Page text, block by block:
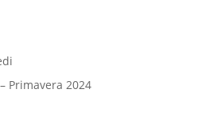
Primavera 2024